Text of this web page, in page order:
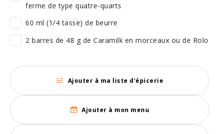
ferme de type quatre-quarts
60 ml (1/4 tasse) de beurre
2 barres de 48 g de Caramilk en morceaux ou de Rolo
Ajouter à ma liste d'épicerie
Ajouter à mon menu